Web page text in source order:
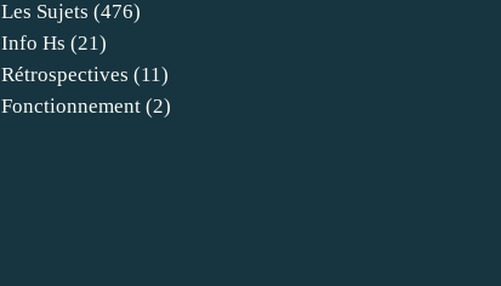
Les Sujets (476)
Info Hs (21)
Rétrospectives (11)
Fonctionnement (2)